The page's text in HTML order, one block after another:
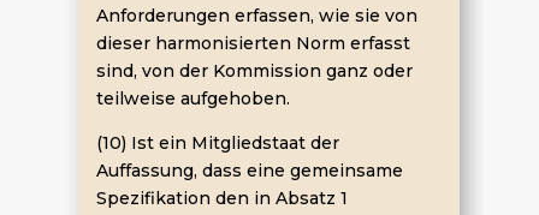
Anforderungen erfassen, wie sie von
dieser harmonisierten Norm erfasst
sind, von der Kommission ganz oder
teilweise aufgehoben.
(10) Ist ein Mitgliedstaat der
Auffassung, dass eine gemeinsame
Spezifikation den in Absatz 1